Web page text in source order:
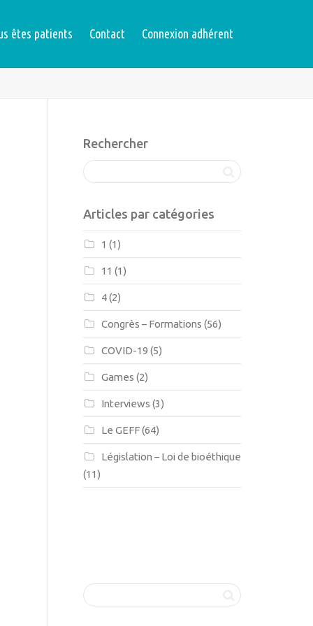
êtes patients Contact Connexion adhérent
Rechercher
Articles par catégories
1 (1)
11 (1)
4(2)
Congrès – Formations (56)
COVID-19 (5)
Games (2)
Interviews (3)
Le GEFF(64)
Législation – Loi de bioéthique
(11)